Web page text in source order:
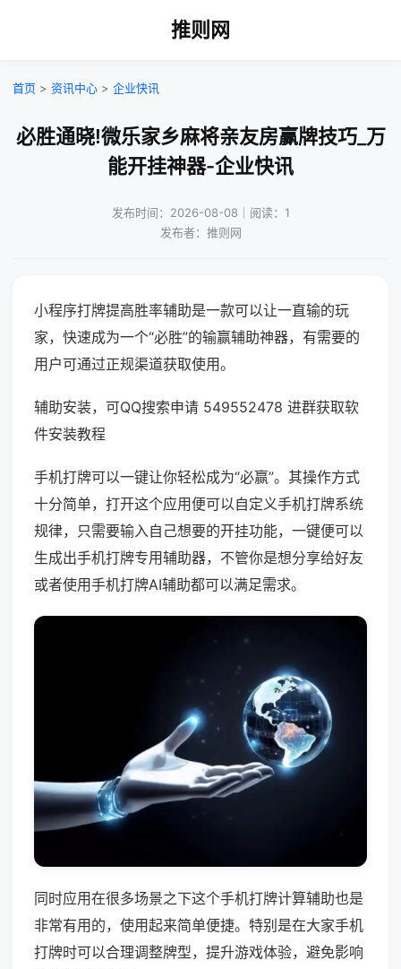
推则网
首页 > 资讯中心 > 企业快讯
必胜通晓!微乐家乡麻将亲友房赢牌技巧_万
能开挂神器-企业快讯
发布时间：2026-08-08｜阅读：1
发布者：推则网
小程序打牌提高胜率辅助是一款可以让一直输的玩
家，快速成为一个“必胜”的输赢辅助神器，有需要的
用户可通过正规渠道获取使用。
辅助安装，可QQ搜索申请 549552478 进群获取软
件安装教程
手机打牌可以一键让你轻松成为“必赢”。其操作方式
十分简单，打开这个应用便可以自定义手机打牌系统
规律，只需要输入自己想要的开挂功能，一键便可以
生成出手机打牌专用辅助器，不管你是想分享给好友
或者使用手机打牌AI辅助都可以满足需求。
同时应用在很多场景之下这个手机打牌计算辅助也是
非常有用的，使用起来简单便捷。特别是在大家手机
打牌时可以合理调整牌型，提升游戏体验，避免影响